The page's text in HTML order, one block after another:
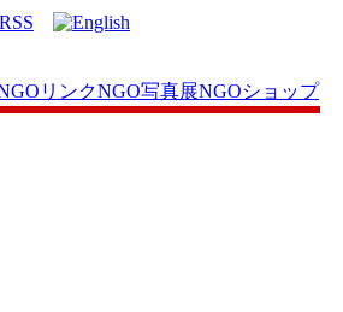
リンクNGO写真展NGOショップ